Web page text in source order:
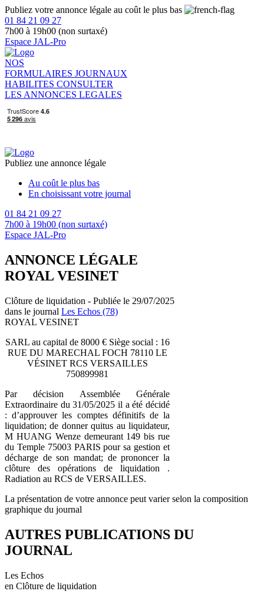
Publiez votre annonce légale au coût le plus bas
01 84 21 09 27
7h00 à 19h00 (non surtaxé)
Espace JAL-Pro
NOS
FORMULAIRES JOURNAUX
HABILITES CONSULTER
LES ANNONCES LEGALES
Publiez une annonce légale
Au coût le plus bas
En choisissant votre journal
01 84 21 09 27
7h00 à 19h00 (non surtaxé)
Espace JAL-Pro
ANNONCE LÉGALE
ROYAL VESINET
Clôture de liquidation - Publiée le 29/07/2025
dans le journal Les Echos (78)
ROYAL VESINET
SARL au capital de 8000 € Siège social : 16
RUE DU MARECHAL FOCH 78110 LE
VÉSINET RCS VERSAILLES
750899981
Par décision Assemblée Générale
Extraordinaire du 31/05/2025 il a été décidé
: d’approuver les comptes définitifs de la
liquidation; de donner quitus au liquidateur,
M HUANG Wenze demeurant 149 bis rue
du Temple 75003 PARIS pour sa gestion et
décharge de son mandat; de prononcer la
clôture des opérations de liquidation .
Radiation au RCS de VERSAILLES.
La présentation de votre annonce peut varier selon la composition
graphique du journal
AUTRES PUBLICATIONS DU
JOURNAL
Les Echos
en Clôture de liquidation